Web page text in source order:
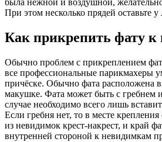
была нежной и воздушной,
При этом несколько прядей оставьте у
Как прикрепить фату к
Обычно проблем с прикреплением
все профессиональные парикмахеры
причёске. Обычно фата расположена
макушке. Фата может быть с гребнем
случае необходимо всего лишь
Если гребня нет, то в месте крепления
из невидимок крест-накрест, и край
внутренней стороной к невидимкам